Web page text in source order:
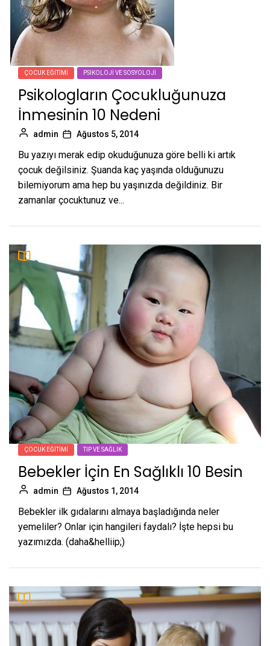
ÇOCUK EĞITIMI PSIKOLOJI VE SOSYOLOJI
Psikologların Çocukluğunuza
İnmesinin 10 Nedeni
admin Ağustos 5, 2014
Bu yazıyı merak edip okuduğunuza göre belli ki artık
çocuk değilsiniz. Şuanda kaç yaşında olduğunuzu
bilemiyorum ama hep bu yaşınızda değildiniz. Bir
zamanlar çocuktunuz ve...
ÇOCUK EĞITIMI TIP VE SAĞLIK
Bebekler İçin En Sağlıklı 10 Besin
admin Ağustos 1, 2014
Bebekler ilk gıdalarını almaya başladığında neler
yemeliler? Onlar için hangileri faydalı? İşte hepsi bu
yazımızda. (daha&helliip;)